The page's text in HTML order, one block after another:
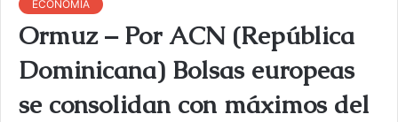
ECONOMÍA
Ormuz – Por ACN (República
Dominicana) Bolsas europeas
se consolidan con máximos del